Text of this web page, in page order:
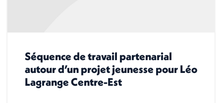
Séquence de travail partenarial
autour d’un projet jeunesse pour Léo
Lagrange Centre-Est